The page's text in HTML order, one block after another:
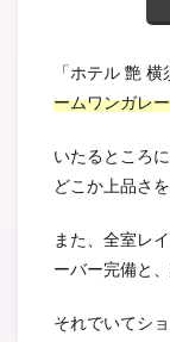
「ホテル 艶 横
ームワンガレ
いたるところ
どこか上品さ
また、全室レ
ーバー完備と
それでいてシ